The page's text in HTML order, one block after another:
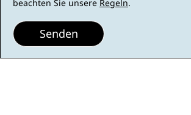
beachten Sie unsere Regeln.
Senden